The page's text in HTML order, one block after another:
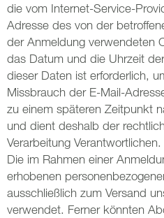
die vom Internet-Service-
Adresse des von der
der Anmeldung verwendeten
das Datum und die Uhrzeit
dieser Daten ist erforderlich,
Missbrauch der E-Mail-
zu einem späteren Zeitpunkt
und dient deshalb der
Verarbeitung Verantwortlichen.
Die im Rahmen einer
erhobenen
ausschließlich zum Versand
verwendet. Ferner könnten